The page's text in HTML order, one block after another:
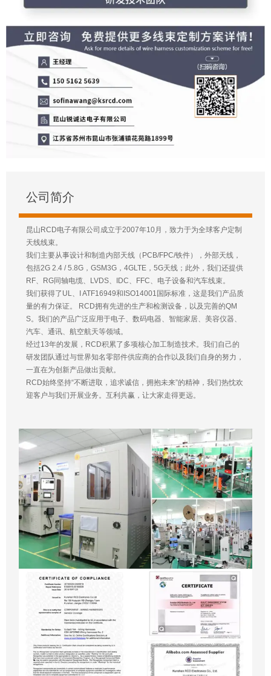
公司简介
昆山RCD电子有限公司成立于2007年10月，致力于为全球客户定制
天线线束。
我们主要从事设计和制造内部天线（PCB/FPC/铁件），外部天线，
包括2G 2.4 / 5.8G，GSM3G，4GLTE，5G天线；此外，我们还提供
RF、RG同轴电缆、LVDS、IDC、FFC、电子设备和汽车线束。
我们获得了UL、I ATF16949和ISO14001国际标准，这是我们产品质
量的有力保证。 RCD拥有先进的生产和检测设备，以及完善的QM
S。我们的产品广泛应用于电子、数码电器、智能家居、美容仪器、
汽车、通讯、航空航天等领域。
经过13年的发展，RCD积累了多项核心加工制造技术。我们自己的
研发团队通过与世界知名零部件供应商的合作以及我们自身的努力，
一直在为创新产品做出贡献。
RCD始终坚持“不断进取，追求诚信，拥抱未来”的精神，我们热忱欢
迎客户与我们开展业务。互利共赢，让大家走得更远。